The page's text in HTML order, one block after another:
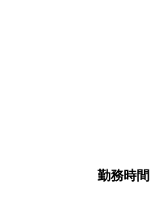
勤務時間